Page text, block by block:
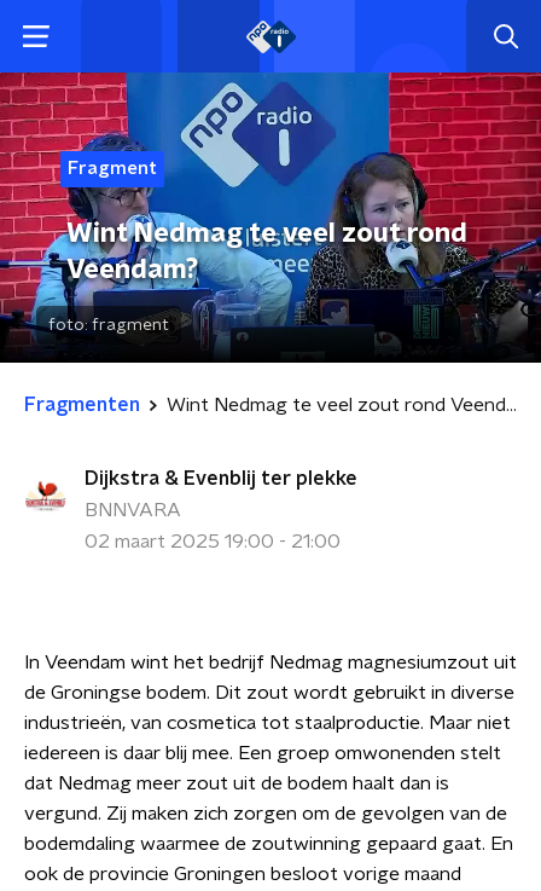
Fragment
Wint Nedmag te veel zout rond
Veendam?
foto: fragment
Fragmenten Wint Nedmag te veel zout rond Veendam?
Dijkstra & Evenblij ter plekke
BNNVARA
02 maart 2025 19:00 - 21:00
In Veendam wint het bedrijf Nedmag magnesiumzout uit
de Groningse bodem. Dit zout wordt gebruikt in diverse
industrieën, van cosmetica tot staalproductie. Maar niet
iedereen is daar blij mee. Een groep omwonenden stelt
dat Nedmag meer zout uit de bodem haalt dan is
vergund. Zij maken zich zorgen om de gevolgen van de
bodemdaling waarmee de zoutwinning gepaard gaat. En
ook de provincie Groningen besloot vorige maand